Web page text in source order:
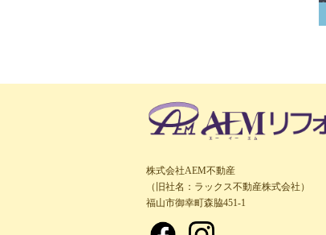
株式会社AEM不動産
（旧社名：ラックス不動産株式会社）
福山市御幸町森脇451-1